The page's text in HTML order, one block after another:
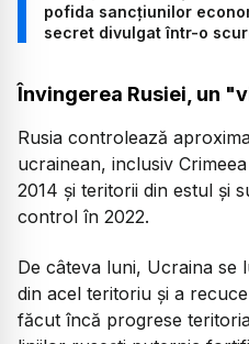
pofida sancțiunilor
secret divulgat într-o
Învingerea Rusiei, un
Rusia controlează
ucrainean, inclusiv
2014 şi teritorii din estul şi
control în 2022.
De câteva luni, Ucraina se
din acel teritoriu şi a
făcut încă progrese